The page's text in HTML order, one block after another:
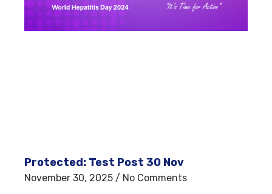
Protected: Test Post 30 Nov
November 30, 2025 No Comments